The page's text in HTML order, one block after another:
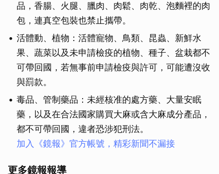
品，香腸、火腿、臘肉、肉鬆、肉乾、泡麵裡的肉
包，連真空包裝也禁止攜帶。
活體動、植物：活體寵物、鳥類、昆蟲、新鮮水
果、蔬菜以及未申請檢疫的植物、種子、盆栽都不
可帶回國，若無事前申請檢疫與許可，可能遭沒收
與罰款。
毒品、管制藥品：未經核准的處方藥、大量安眠
藥，以及在合法國家購買大麻或含大麻成分產品，
都不可帶回國，違者恐涉犯刑法。
加入《鏡報》官方帳號，精彩新聞不漏接
更多鏡報報導